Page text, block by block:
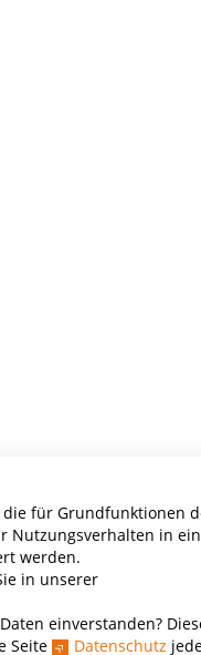
die für Grundfunktionen
Nutzungsverhalten in
werden.
in unserer
einverstanden?
Seite
Datenschutz